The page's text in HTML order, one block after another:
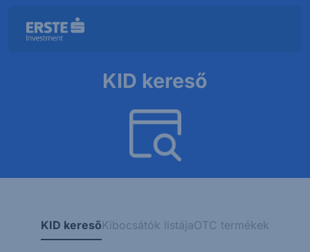
KID kereső
KID keresőKibocsátók listájaOTC termékek